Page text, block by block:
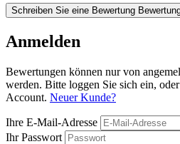
Schreiben Sie eine Bewertung
Anmelden
Bewertungen können nur von
werden. Bitte loggen Sie sich ein,
Account. Neuer Kunde?
Ihre E-Mail-Adresse
Ihr Passwort